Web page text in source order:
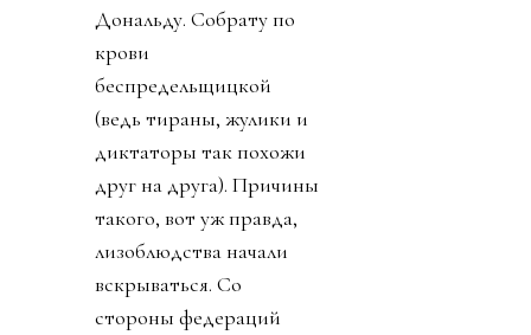
Дональду. Собрату по
крови
беспредельщицкой
(ведь тираны, жулики и
диктаторы так похожи
друг на друга). Причины
такого, вот уж правда,
лизоблюдства начали
вскрываться. Со
стороны федераций